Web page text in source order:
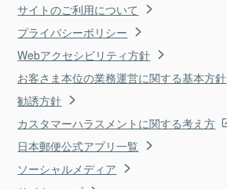
サイトのご利用について
プライバシーポリシー
Webアクセシビリティ方針
お客さま本位の業務運営に関する基本方針
勧誘方針
カスタマーハラスメントに関する考え方
日本郵便公式アプリ一覧
ソーシャルメディア